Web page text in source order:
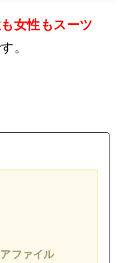
女性もスーツ
。
ファイル